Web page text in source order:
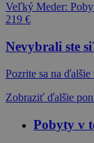
Veľký Meder:
219 €
Nevybrali ste
Pozrite sa na
Zobraziť ďalšie
Pobyty v